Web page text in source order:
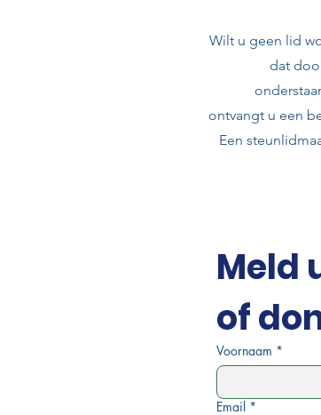
Wilt u geen lid
dat
ontvangt u een
Een
Meld
of
Voornaam *
Email *